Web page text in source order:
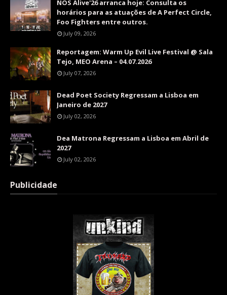
NOS Alive'26 arranca hoje: Consulta os
horários para as atuações de A Perfect Circle,
Foo Fighters entre outros.
July 09, 2026
Reportagem: Warm Up Evil Live Festival @ Sala
Tejo, MEO Arena – 04.07.2026
July 07, 2026
Dead Poet Society Regressam a Lisboa em
Janeiro de 2027
July 02, 2026
Dea Matrona Regressam a Lisboa em Abril de
2027
July 02, 2026
Publicidade